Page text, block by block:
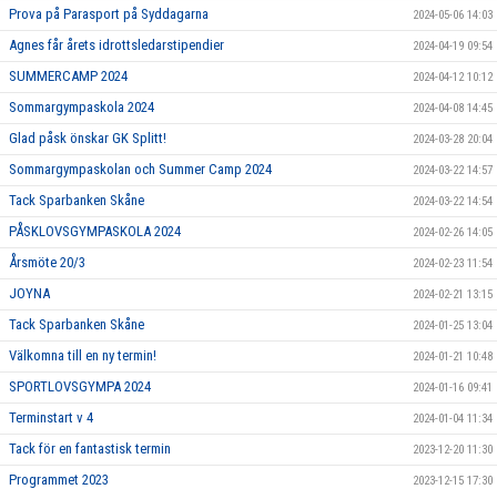
Prova på Parasport på Syddagarna 2024-05-06 14:03
Agnes får årets idrottsledarstipendier 2024-04-19 09:54
SUMMERCAMP 2024 2024-04-12 10:12
Sommargympaskola 2024 2024-04-08 14:45
Glad påsk önskar GK Splitt! 2024-03-28 20:04
Sommargympaskolan och Summer Camp 2024 2024-03-22 14:57
Tack Sparbanken Skåne 2024-03-22 14:54
PÅSKLOVSGYMPASKOLA 2024 2024-02-26 14:05
Årsmöte 20/3 2024-02-23 11:54
JOYNA 2024-02-21 13:15
Tack Sparbanken Skåne 2024-01-25 13:04
Välkomna till en ny termin! 2024-01-21 10:48
SPORTLOVSGYMPA 2024 2024-01-16 09:41
Terminstart v 4 2024-01-04 11:34
Tack för en fantastisk termin 2023-12-20 11:30
Programmet 2023 2023-12-15 17:30